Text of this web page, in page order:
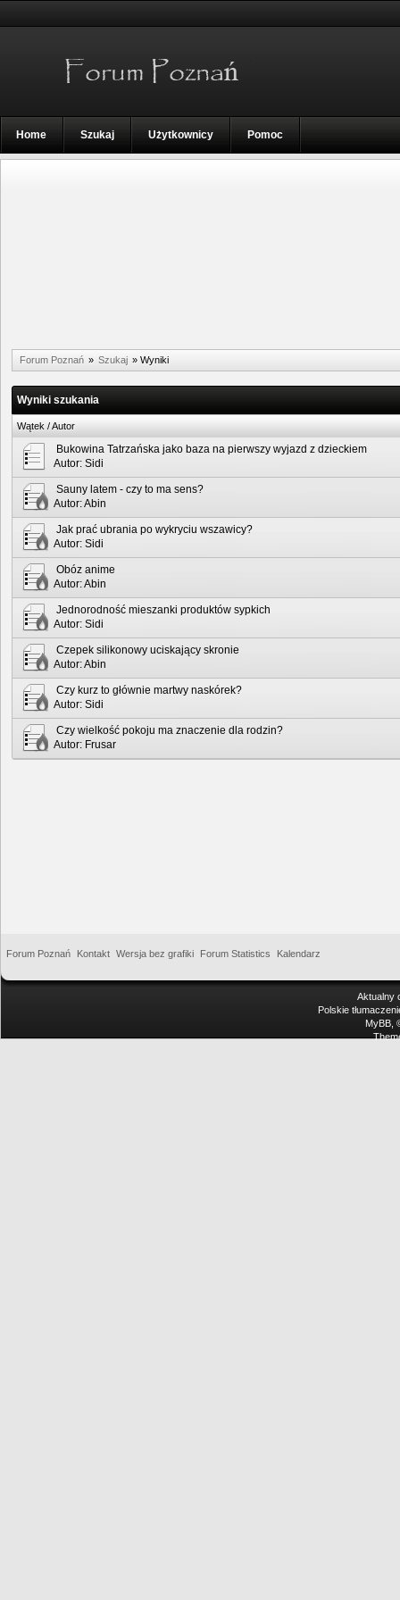
Home Szukaj Użytkownicy Pomoc
Forum Poznań » Szukaj » Wyniki
Wyniki szukania
Wątek /Autor
Bukowina Tatrzańska jako baza na pierwszy wyjazd z dzieckiem
Autor: Sidi
Sauny latem - czy to ma sens?
Autor:Abin
Jak prać ubrania po wykryciu wszawicy?
Autor: Sidi
Obóz anime
Autor:Abin
Jednorodność mieszanki produktów sypkich
Autor: Sidi
Czepek silikonowy uciskający skronie
Autor:Abin
Czy kurz to głównie martwy naskórek?
Autor: Sidi
Czy wielkość pokoju ma znaczenie dla rodzin?
Autor: Frusar
Forum Poznań Kontakt Wersja bez grafiki Forum Statistics Kalendarz
Aktualny
Polskie
MyBB